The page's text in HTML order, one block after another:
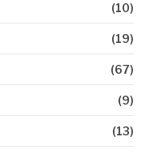
(10)
(19)
(67)
(9)
(13)